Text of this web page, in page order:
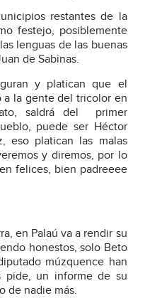
restantes de la
festejo, posiblemente
lenguas de las buenas
de Sabinas.
y platican que el
a la gente del tricolor en
saldrá del
primer
puede ser Héctor
eso platican las malas
y diremos, por lo
felices, bien padreeee
en Palaú va a rendir su
honestos, solo Beto
múzquence han
un informe de su
de nadie más.